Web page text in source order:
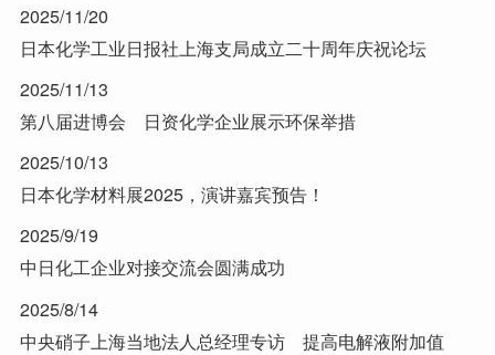
2025/11/20
日本化学工业日报社上海支局成立二十周年庆祝论坛
2025/11/13
第八届进博会 日资化学企业展示环保举措
2025/10/13
日本化学材料展2025，演讲嘉宾预告！
2025/9/19
中日化工企业对接交流会圆满成功
2025/8/14
中央硝子上海当地法人总经理专访 提高电解液附加值